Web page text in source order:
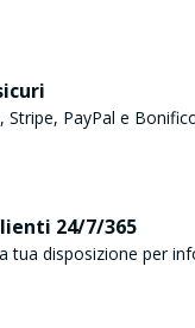
Stripe, PayPal e
24/7/365
tua disposizione per